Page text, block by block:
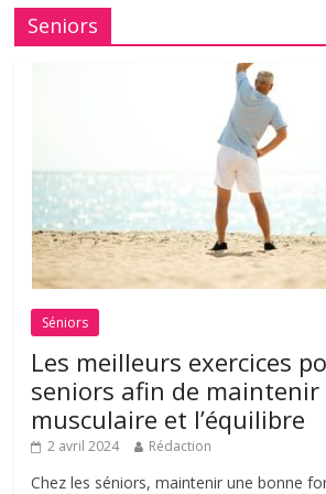
Seniors
Séniors
Les meilleurs exercices
seniors afin de maintenir
musculaire et l’équilibre
2 avril 2024 Rédaction
Chez les séniors, maintenir une bonne